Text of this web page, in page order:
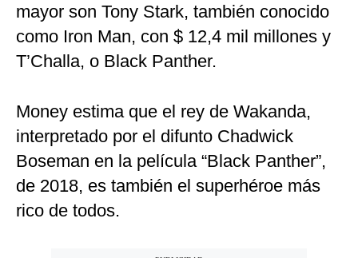
mayor son Tony Stark, también conocido
como Iron Man, con $ 12,4 mil millones y
T’Challa, o Black Panther.
Money estima que el rey de Wakanda,
interpretado por el difunto Chadwick
Boseman en la película “Black Panther”,
de 2018, es también el superhéroe más
rico de todos.